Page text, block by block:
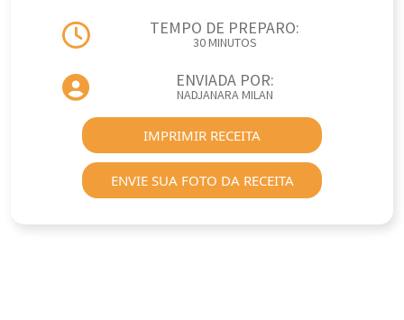
TEMPO DE PREPARO:
30 MINUTOS
ENVIADA POR:
NADJANARA MILAN
IMPRIMIR RECEITA
ENVIE SUA FOTO DA RECEITA